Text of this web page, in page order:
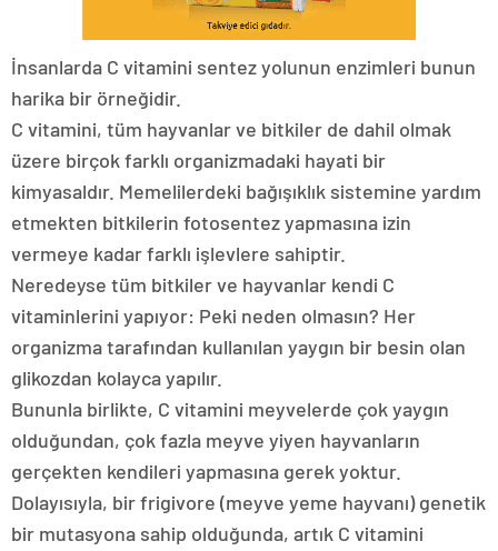
İnsanlarda C vitamini sentez yolunun enzimleri bunun
harika bir örneğidir.
C vitamini, tüm hayvanlar ve bitkiler de dahil olmak
üzere birçok farklı organizmadaki hayati bir
kimyasaldır. Memelilerdeki bağışıklık sistemine yardım
etmekten bitkilerin fotosentez yapmasına izin
vermeye kadar farklı işlevlere sahiptir.
Neredeyse tüm bitkiler ve hayvanlar kendi C
vitaminlerini yapıyor: Peki neden olmasın? Her
organizma tarafından kullanılan yaygın bir besin olan
glikozdan kolayca yapılır.
Bununla birlikte, C vitamini meyvelerde çok yaygın
olduğundan, çok fazla meyve yiyen hayvanların
gerçekten kendileri yapmasına gerek yoktur.
Dolayısıyla, bir frigivore (meyve yeme hayvanı) genetik
bir mutasyona sahip olduğunda, artık C vitamini